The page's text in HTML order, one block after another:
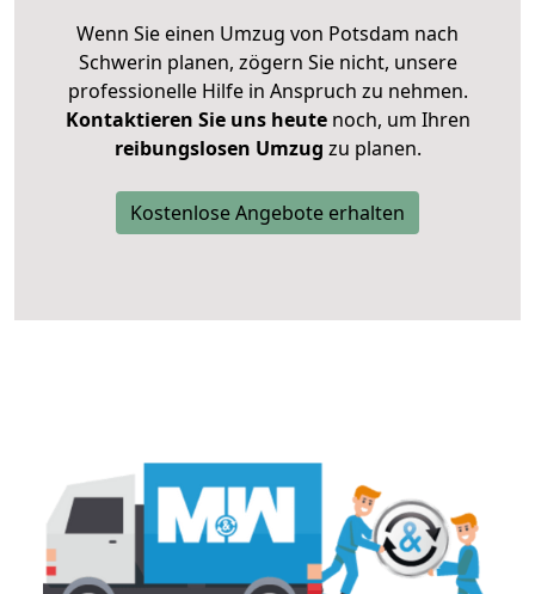
Wenn Sie einen Umzug von Potsdam nach
Schwerin planen, zögern Sie nicht, unsere
professionelle Hilfe in Anspruch zu nehmen.
Kontaktieren Sie uns heutenoch, um Ihren
reibungslosen Umzug zu planen.
Kostenlose Angebote erhalten